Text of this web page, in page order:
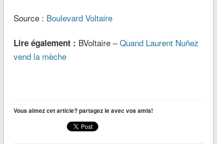
Source : Boulevard Voltaire
Lire également : BVoltaire –Quand Laurent Nuñez
vend la mèche
Vous aimez cet article? partagez le avec vos amis!